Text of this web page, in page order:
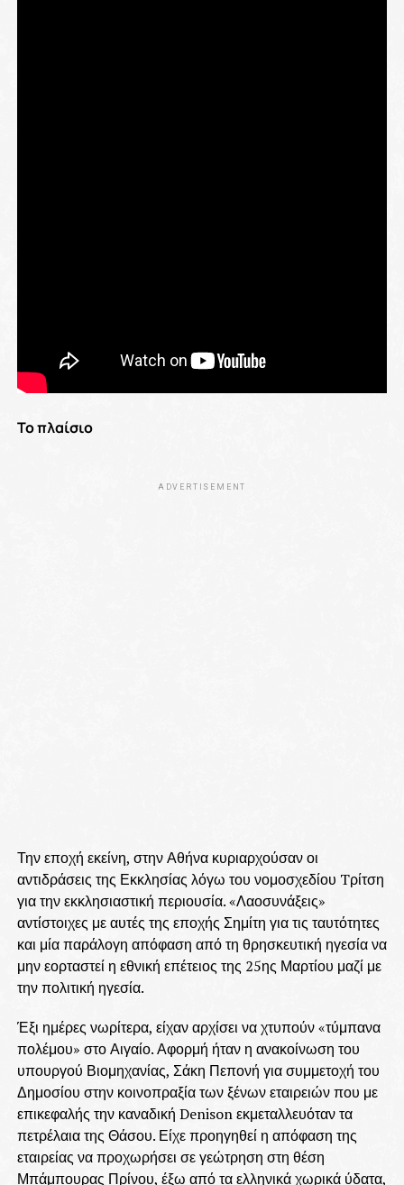
Το πλαίσιο
ADVERTISEMENT
Την εποχή εκείνη, στην Αθήνα κυριαρχούσαν οι
αντιδράσεις της Εκκλησίας λόγω του νομοσχεδίου Tρίτση
για την εκκλησιαστική περιουσία. «Λαοσυνάξεις»
αντίστοιχες με αυτές της εποχής Σημίτη για τις ταυτότητες
και μία παράλογη απόφαση από τη θρησκευτική ηγεσία να
μην εορταστεί η εθνική επέτειος της 25ης Μαρτίου μαζί με
την πολιτική ηγεσία.
Έξι ημέρες νωρίτερα, είχαν αρχίσει να χτυπούν «τύμπανα
πολέμου» στο Αιγαίο. Αφορμή ήταν η ανακοίνωση του
υπουργού Βιομηχανίας, Σάκη Πεπονή για συμμετοχή του
Δημοσίου στην κοινοπραξία των ξένων εταιρειών που με
επικεφαλής την καναδική Denison εκμεταλλευόταν τα
πετρέλαια της Θάσου. Είχε προηγηθεί η απόφαση της
εταιρείας να προχωρήσει σε γεώτρηση στη θέση
Μπάμπουρας Πρίνου, έξω από τα ελληνικά χωρικά ύδατα,